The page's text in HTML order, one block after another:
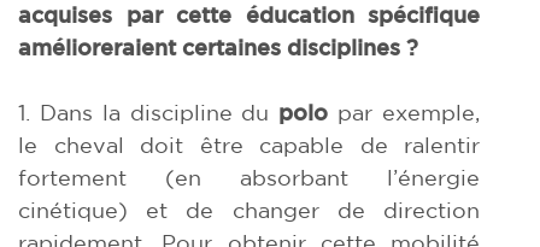
acquises par cette éducation spécifique
amélioreraient certaines disciplines ?
1. Dans la discipline du polo par exemple,
le cheval doit être capable de ralentir
fortement (en absorbant l’énergie
cinétique) et de changer de direction
rapidement. Pour obtenir cette mobilité